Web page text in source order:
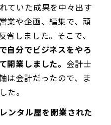
ていた成果を中々出す
業や企画、編集で、頑
しました。そこで、
自分でビジネスをやろ
開業しました。 会計士
は会計だったので、ま
た。
ンタル屋を開業された